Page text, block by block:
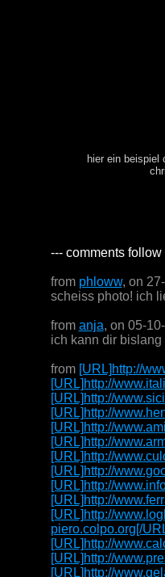
hier ein beispiel
--- comments
from phloww, on
scheiss photo! ich
from anja, on 05-
ich kann dir
from [URL]http://
[URL]http://
[URL]http://
[URL]http://
[URL]http://
[URL]http://
[URL]http://
[URL]http://
[URL]http://
[URL]http://
[URL]http://
piero.colpo.org[/
[URL]http://
[URL]http://
[URL]http://